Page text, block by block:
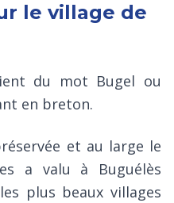
le village de
du mot Bugel ou
en breton.
et au large le
a valu à Buguélès
plus beaux villages